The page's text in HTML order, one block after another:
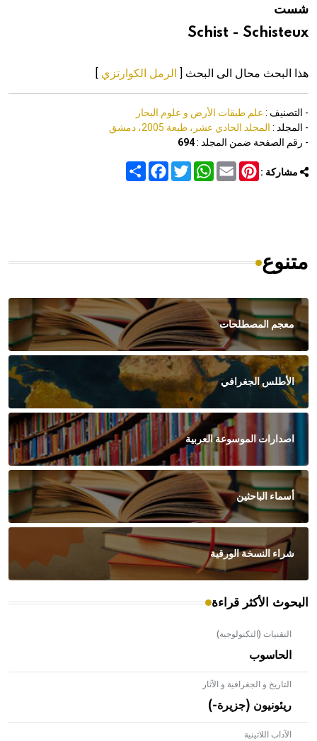
شست
Schist - Schisteux
هذا البحث محال الى البحث [ الرمل الكوارتزي
- التصنيف : علم طبقات الأرض و علوم البحار
- المجلد : المجلد الحادي عشر، طبعة 2005، دمشق
- رقم الصفحة ضمن المجلد :694
مشاركة : Share
FacebookTwitter
WhatsAppEmail
Pinterest
متنوع
معجم المصطلحات
الأطلس الجغرافي
اصدارات الموسوعة العربية
أسماء الباحثين
شراء النسخة الورقية
البحوث الأكثر قراءة
التقنيات (التكنولوجية)
الحاسوب
التاريخ و الجغرافية و الآثار
ريئونيون (جزيرة-)
الآداب اللاتينية